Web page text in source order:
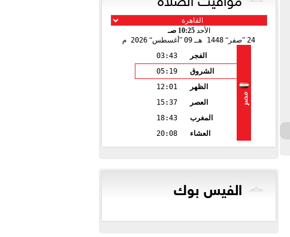
الأحد10:25 صـ
24 صفر 1448 هـ 09 أغسطس 2026 م
مصر
الفجر
03:43
الشروق
05:19
الظهر
12:01
العصر
15:37
المغرب
18:43
العشاء
20:08
الفيس بوك